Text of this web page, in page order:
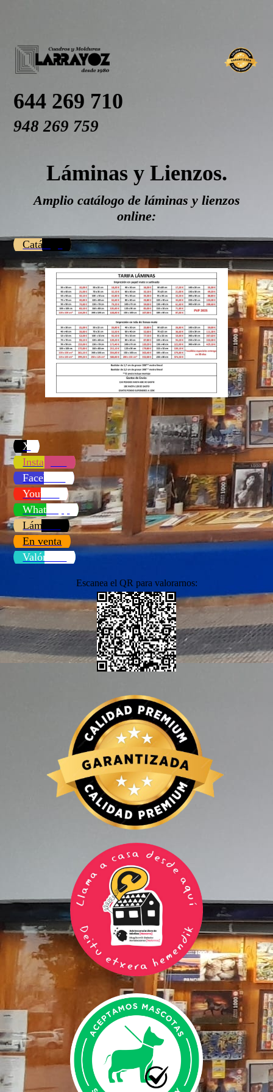
644 269 710
948 269 759
Láminas y Lienzos.
Amplio catálogo de láminas y lienzos
online:
Catálogo
X
Instagram
Facebook
Youtube
WhatsApp
Láminas
En venta
Valóranos
Escanea el QR para valorarnos: